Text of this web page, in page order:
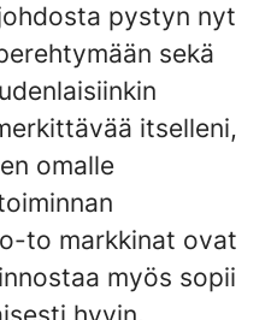
pystyn nyt
sekä
itselleni,
omalle
to markkinat ovat
myös sopii